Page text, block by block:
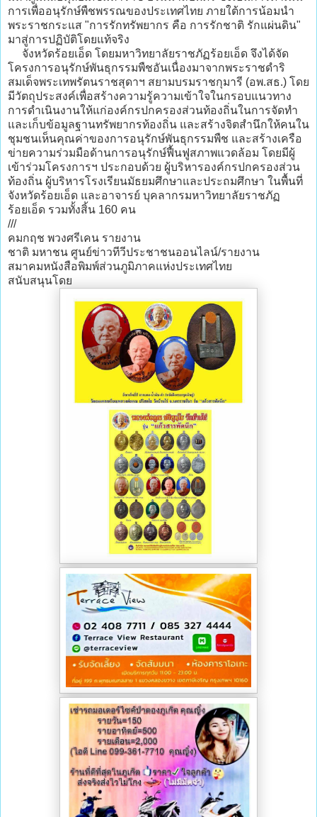
การเพื่ออนุรักษ์พืชพรรณของประเทศไทย ภายใต้การน้อมนำ
พระราชกระแส "การรักทรัพยากร คือ การรักชาติ รักแผ่นดิน"
มาสู่การปฏิบัติโดยแท้จริง
จังหวัดร้อยเอ็ด โดยมหาวิทยาลัยราชภัฏร้อยเอ็ด จึงได้จัด
โครงการอนุรักษ์พันธุกรรมพืชอันเนื่องมาจากพระราชดำริ
สมเด็จพระเทพรัตนราชสุดาฯ สยามบรมราชกุมารี (อพ.สธ.) โดย
มีวัตถุประสงค์เพื่อสร้างความรู้ความเข้าใจในกรอบแนวทาง
การดำเนินงานให้แก่องค์กรปกครองส่วนท้องถิ่นในการจัดทำ
และเก็บข้อมูลฐานทรัพยากรท้องถิ่น และสร้างจิตสำนึกให้คนใน
ชุมชนเห็นคุณค่าของการอนุรักษ์พันธุกรรมพืช และสร้างเครือ
ข่ายความร่วมมือด้านการอนุรักษ์ฟื้นฟูสภาพแวดล้อม โดยมีผู้
เข้าร่วมโครงการฯ ประกอบด้วย ผู้บริหารองค์กรปกครองส่วน
ท้องถิ่น ผู้บริหารโรงเรียนมัธยมศึกษาและประถมศึกษา ในพื้นที่
จังหวัดร้อยเอ็ด และอาจารย์ บุคลากรมหาวิทยาลัยราชภัฏ
ร้อยเอ็ด รวมทั้งสิ้น 160 คน
///
คมกฤช พวงศรีเคน รายงาน
ชาติ มหาชน ศูนย์ข่าวทีวีประชาชนออนไลน์/รายงาน
สมาคมหนังสือพิมพ์ส่วนภูมิภาคแห่งประเทศไทย
สนับสนุนโดย